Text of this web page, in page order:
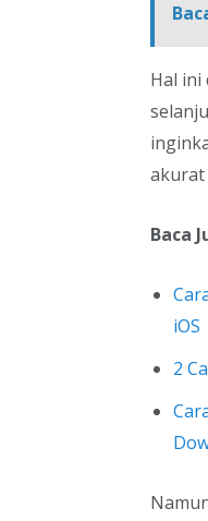
Hal
akurat
Baca
iOS
2